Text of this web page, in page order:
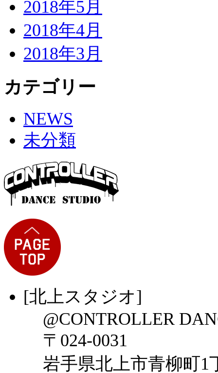
2018年5月
2018年4月
2018年3月
カテゴリー
NEWS
未分類
[北上スタジオ]
@CONTROLLER
〒024-0031
岩手県北上市青柳町1